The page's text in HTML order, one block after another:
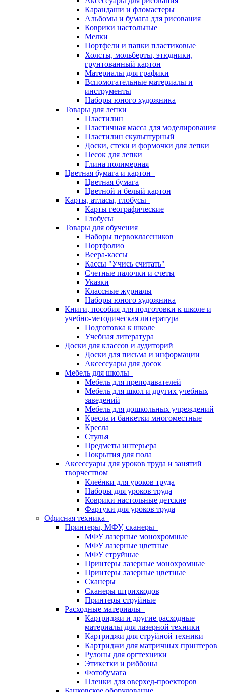
Карандаши и фломастеры
Альбомы и бумага для рисования
Коврики настольные
Мелки
Портфели и папки пластиковые
Холсты, мольберты, этюдники,
грунтованный картон
Материалы для графики
Вспомогательные материалы и
инструменты
Наборы юного художника
Товары для лепки
Пластилин
Пластичная масса для моделирования
Пластилин скульптурный
Доски, стеки и формочки для лепки
Песок для лепки
Глина полимерная
Цветная бумага и картон
Цветная бумага
Цветной и белый картон
Карты, атласы, глобусы
Карты географические
Глобусы
Товары для обучения
Наборы первоклассников
Портфолио
Веера-кассы
Кассы "Учись считать"
Счетные палочки и счеты
Указки
Классные журналы
Наборы юного художника
Книги, пособия для подготовки к школе и
учебно-методическая литература
Подготовка к школе
Учебная литература
Доски для классов и аудиторий
Доски для письма и информации
Аксессуары для досок
Мебель для школы
Мебель для преподавателей
Мебель для школ и других учебных
заведений
Мебель для дошкольных учреждений
Кресла и банкетки многоместные
Кресла
Стулья
Предметы интерьера
Покрытия для пола
Аксессуары для уроков труда и занятий
творчеством
Клеёнки для уроков труда
Наборы для уроков труда
Коврики настольные детские
Фартуки для уроков труда
Офисная техника
Принтеры, МФУ, сканеры
МФУ лазерные монохромные
МФУ лазерные цветные
МФУ струйные
Принтеры лазерные монохромные
Принтеры лазерные цветные
Сканеры
Сканеры штрихкодов
Принтеры струйные
Расходные материалы
Картриджи и другие расходные
материалы для лазерной техники
Картриджи для струйной техники
Картриджи для матричных принтеров
Рулоны для оргтехники
Этикетки и риббоны
Фотобумага
Пленки для оверхед-проекторов